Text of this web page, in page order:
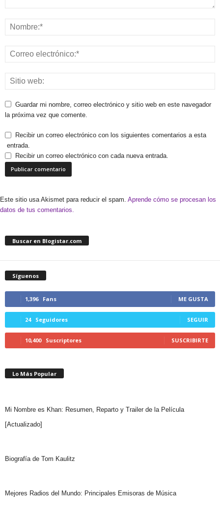
Guardar mi nombre, correo electrónico y sitio web en este navegador
la próxima vez que comente.
Recibir un correo electrónico con los siguientes comentarios a esta
entrada.
Recibir un correo electrónico con cada nueva entrada.
Este sitio usa Akismet para reducir el spam. Aprende cómo se procesan los
datos de tus comentarios.
Buscar en Blogistar.com
Síguenos
1,396 Fans ME GUSTA
24 Seguidores SEGUIR
10,400 Suscriptores SUSCRIBIRTE
Lo Más Popular
Mi Nombre es Khan: Resumen, Reparto y Trailer de la Película
[Actualizado]
Biografía de Tom Kaulitz
Mejores Radios del Mundo: Principales Emisoras de Música